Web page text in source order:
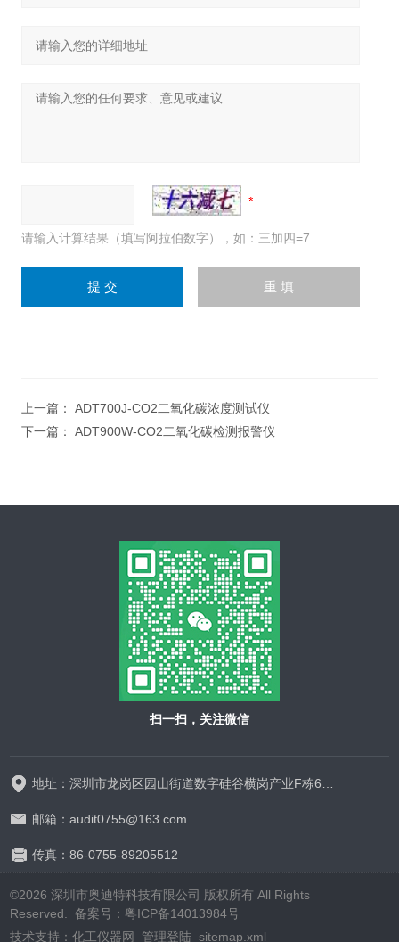
请输入计算结果（填写阿拉伯数字），如：三加四=7
上一篇： ADT700J-CO2二氧化碳浓度测试仪
下一篇： ADT900W-CO2二氧化碳检测报警仪
扫一扫，关注微信
地址：深圳市龙岗区园山街道数字硅谷横岗产业F栋628-629
邮箱：audit0755@163.com
传真：86-0755-89205512
©2026 深圳市奥迪特科技有限公司 版权所有 All Rights
Reserved. 备案号：粤ICP备14013984号
技术支持：化工仪器网 管理登陆 sitemap.xml